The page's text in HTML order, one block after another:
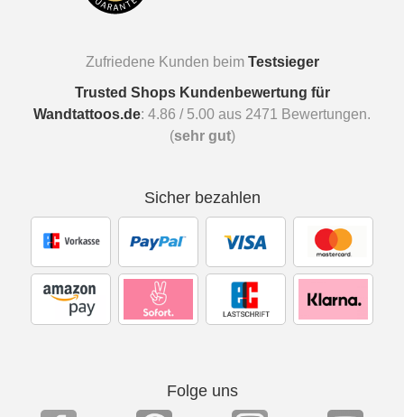
Zufriedene Kunden beim Testsieger
Trusted Shops Kundenbewertung für
Wandtattoos.de: 4.86 / 5.00 aus 2471
Bewertungen.
(sehr gut)
Sicher bezahlen
Folge uns